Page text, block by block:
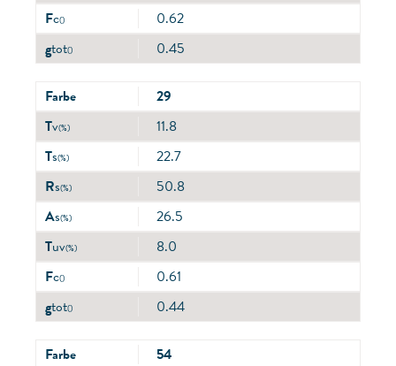
Fc()
0.62
gtot() 0.45
Farbe
29
Tv(%)
11.8
Ts(%)
22.7
Rs(%)
50.8
As(%)
26.5
Tuv(%)
8.0
Fc()
0.61
gtot() 0.44
Farbe
54